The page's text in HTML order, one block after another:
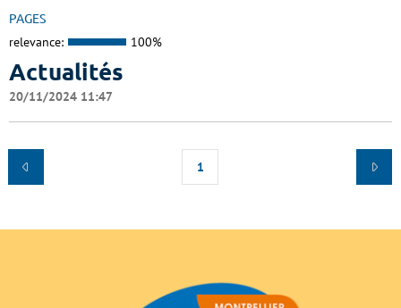
PAGES
relevance: 100%
Actualités
20/11/2024 11:47
1